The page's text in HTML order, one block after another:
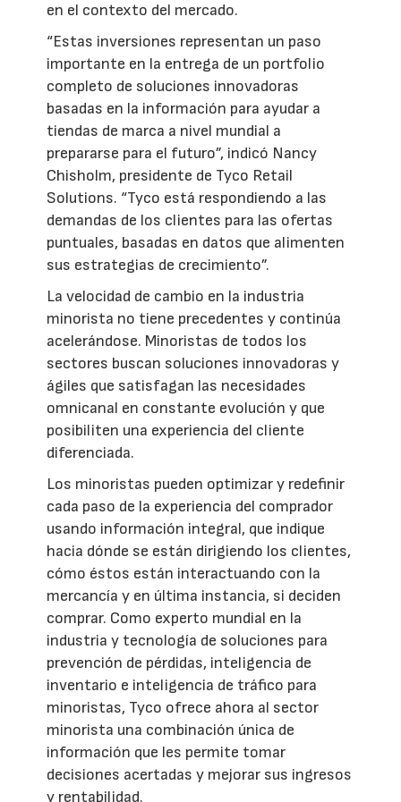
en el contexto del mercado.
“Estas inversiones representan un paso
importante en la entrega de un portfolio
completo de soluciones innovadoras
basadas en la información para ayudar a
tiendas de marca a nivel mundial a
prepararse para el futuro”, indicó Nancy
Chisholm, presidente de Tyco Retail
Solutions. “Tyco está respondiendo a las
demandas de los clientes para las ofertas
puntuales, basadas en datos que alimenten
sus estrategias de crecimiento”.
La velocidad de cambio en la industria
minorista no tiene precedentes y continúa
acelerándose. Minoristas de todos los
sectores buscan soluciones innovadoras y
ágiles que satisfagan las necesidades
omnicanal en constante evolución y que
posibiliten una experiencia del cliente
diferenciada.
Los minoristas pueden optimizar y redefinir
cada paso de la experiencia del comprador
usando información integral, que indique
hacia dónde se están dirigiendo los clientes,
cómo éstos están interactuando con la
mercancía y en última instancia, si deciden
comprar. Como experto mundial en la
industria y tecnología de soluciones para
prevención de pérdidas, inteligencia de
inventario e inteligencia de tráfico para
minoristas, Tyco ofrece ahora al sector
minorista una combinación única de
información que les permite tomar
decisiones acertadas y mejorar sus ingresos
y rentabilidad.